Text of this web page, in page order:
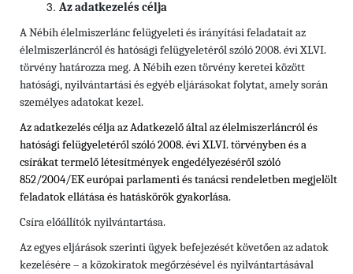
Az adatkezelés célja
A Nébih élelmiszerlánc felügyeleti és irányítási feladatait az
élelmiszerláncról és hatósági felügyeletéről szóló 2008. évi XLVI.
törvény határozza meg. A Nébih ezen törvény keretei között
hatósági, nyilvántartási és egyéb eljárásokat folytat, amely során
személyes adatokat kezel.
Az adatkezelés célja az Adatkezelő által az élelmiszerláncról és
hatósági felügyeletéről szóló 2008. évi XLVI. törvényben és a
csírákat termelő létesítmények engedélyezésérőlszóló
852/2004/EK európai parlamenti és tanácsi rendeletbenmegjelölt
feladatok ellátása és hatáskörök gyakorlása.
Csíra előállítók nyilvántartása.
Az egyes eljárások szerinti ügyek befejezését követően az adatok
kezelésére – a közokiratok megőrzésével és nyilvántartásával